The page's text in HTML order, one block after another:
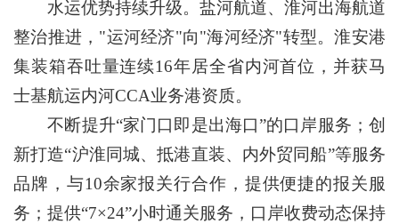
水运优势持续升级。盐河航道、淮河出海航道
整治推进，"运河经济"向"海河经济"转型。淮安港
集装箱吞吐量连续16年居全省内河首位，并获马
士基航运内河CCA业务港资质。
不断提升“家门口即是出海口”的口岸服务；创
新打造“沪淮同城、抵港直装、内外贸同船”等服务
品牌，与10余家报关行合作，提供便捷的报关服
务；提供“7×24”小时通关服务，口岸收费动态保持